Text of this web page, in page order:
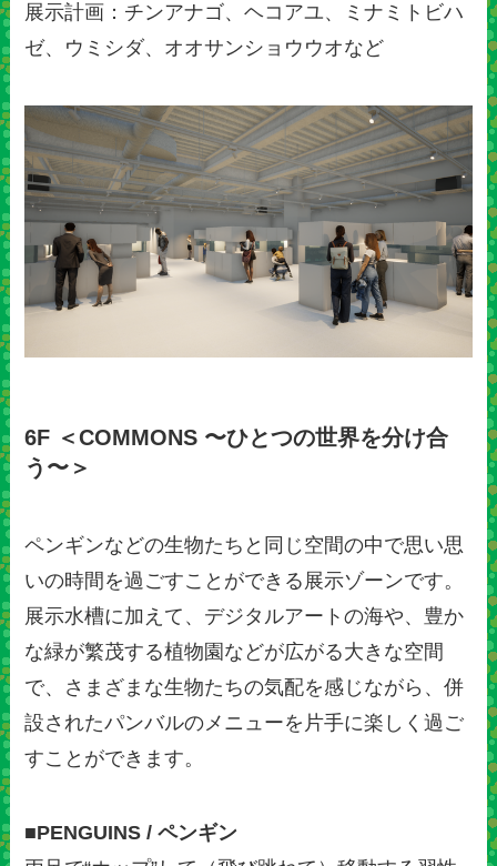
展示計画：チンアナゴ、ヘコアユ、ミナミトビハ
ゼ、ウミシダ、オオサンショウウオなど
6F ＜COMMONS 〜ひとつの世界を分け合
う〜＞
ペンギンなどの生物たちと同じ空間の中で思い思
いの時間を過ごすことができる展示ゾーンです。
展示水槽に加えて、デジタルアートの海や、豊か
な緑が繁茂する植物園などが広がる大きな空間
で、さまざまな生物たちの気配を感じながら、併
設されたパンバルのメニューを片手に楽しく過ご
すことができます。
■PENGUINS / ペンギン